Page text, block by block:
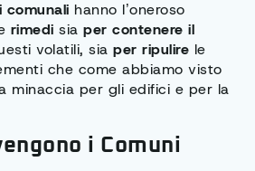
comunali hanno l’oneroso
rimedi sia per contenere il
volatili, sia per ripulire le
che come abbiamo visto
minaccia per gli edifici e per la
i Comuni